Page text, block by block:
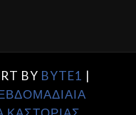
BY BYTE1 |